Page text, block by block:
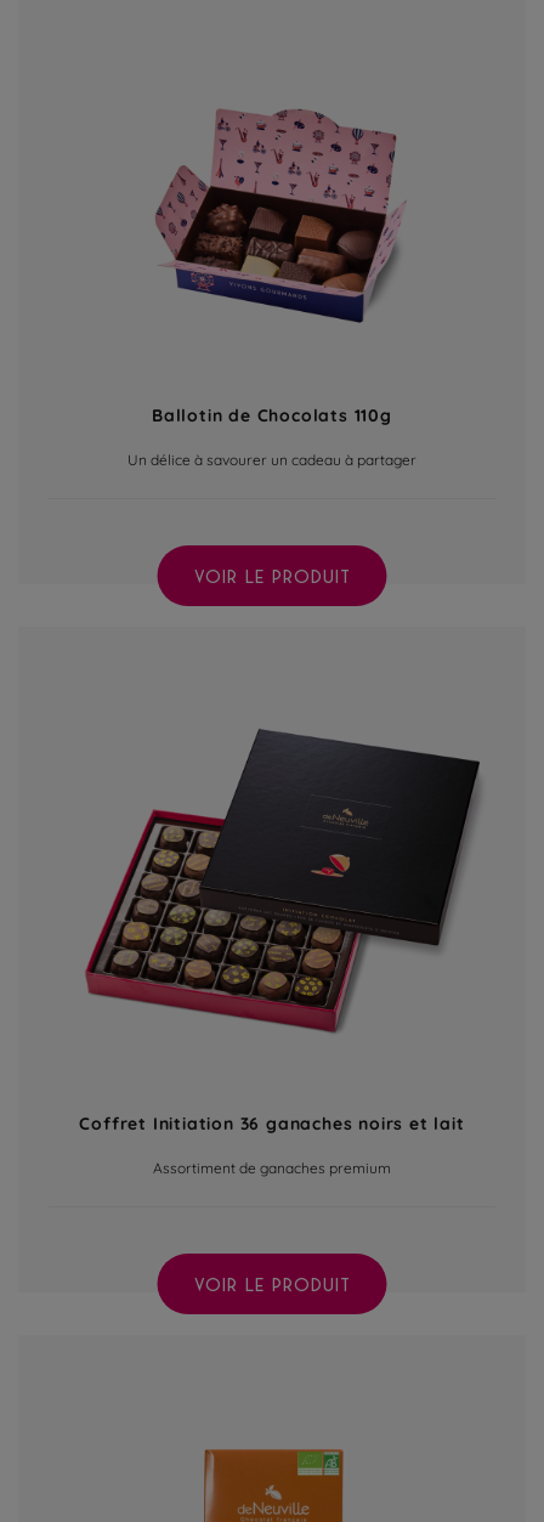
Ballotin de Chocolats 110g
Un délice à savourer un cadeau à partager
VOIR LE PRODUIT
Coffret Initiation 36 ganaches noirs et lait
Assortiment de ganaches premium
VOIR LE PRODUIT